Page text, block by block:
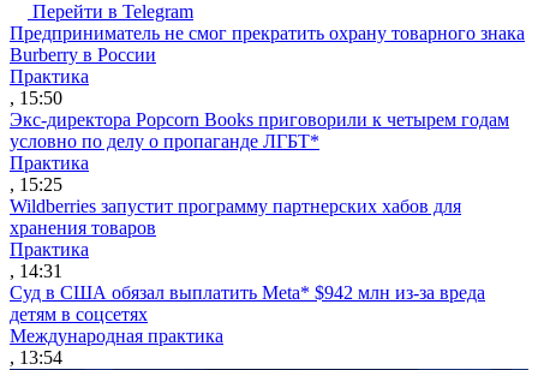
Перейти в Telegram
Предприниматель не смог прекратить охрану товарного знака
Burberry в России
Практика
, 15:50
Экс-директора Popcorn Books приговорили к четырем годам
условно по делу о пропаганде ЛГБТ*
Практика
, 15:25
Wildberries запустит программу партнерских хабов для
хранения товаров
Практика
, 14:31
Суд в США обязал выплатить Meta* $942 млн из-за вреда
детям в соцсетях
Международная практика
, 13:54